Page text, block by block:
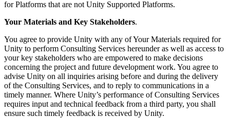
XR-Spiele
XR-Spiele plattformübergreifend starten
Multiplayer-Spiele
Vereinfachte Entwicklung von Multiplayer-Spielen
for Platforms that are not Unity Supported Platforms.
Your Materials and Key Stakeholders.
You agree to provide Unity with any of Your Materials required for
Unity to perform Consulting Services hereunder as well as access to
your key stakeholders who are empowered to make decisions
concerning the project and future development work. You agree to
advise Unity on all inquiries arising before and during the delivery
of the Consulting Services, and to reply to communications in a
timely manner. Where Unity’s performance of Consulting Services
requires input and technical feedback from a third party, you shall
ensure such timely feedback is received by Unity.